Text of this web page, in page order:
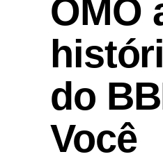
OMO
do
Você